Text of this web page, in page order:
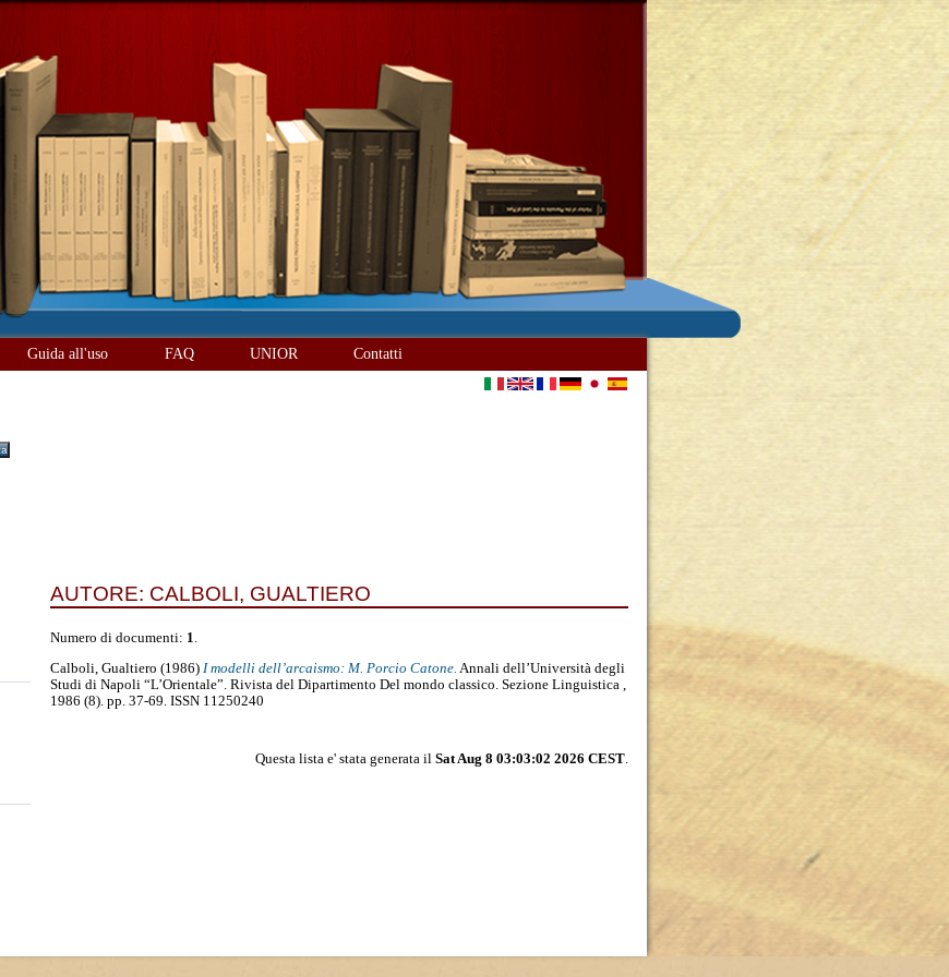
Guida all'uso FAQ UNIOR Contatti
AUTORE: CALBOLI, GUALTIERO
Numero di documenti: 1.
Calboli, Gualtiero (1986) I modelli dell’arcaismo: M. Porcio Catone. Annali dell’Università degli
Studi di Napoli “L’Orientale”. Rivista del Dipartimento Del mondo classico. Sezione Linguistica ,
1986 (8). pp. 37-69. ISSN 11250240
Questa lista e' stata generata il Sat Aug 8 03:03:02 2026 CEST.